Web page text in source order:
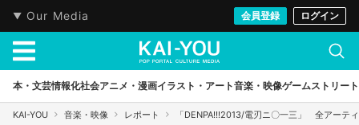
Our Media 会員登録 ログイン
本・文芸情報化社会アニメ・漫画イラスト・アート音楽・映像ゲームストリート
KAI-YOU 音楽・映像 レポート 「DENPA!!!2013/電刃ニ〇一三」 全アーテ